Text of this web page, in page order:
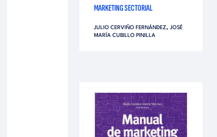
MARKETING SECTORIAL
JULIO CERVIÑO FERNÁNDEZ, JOSÉ
MARÍA CUBILLO PINILLA